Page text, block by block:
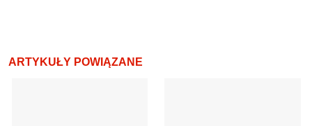
ARTYKUŁY POWIĄZANE